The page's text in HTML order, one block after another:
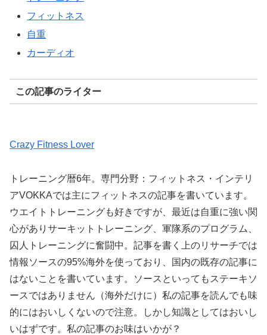
フィットネス
自重
カーディオ
この記事のライター
Crazy Fitness Lover
トレーニング暦6年。専門分野：フィットネス・インテリ
アVOKKAでは主にフィットネスの記事を書いています。
ウエイトトレーニングも好きですが、最近は自重に強い関
心がありサーキットトレーニング、軍隊系のプログラム、
囚人トレーニングに奮闘中。記事を書く上のリサーチでは
情報ソースの95%海外を使っており、国内の既存の記事に
はないことを書いています。ソースといってもステーキソ
ースではありません（海外だけに）私の記事を読んでも味
的にはおいしくないので注意。しかし知識としてはおいし
いはずです。私の記事のお味はいかが？